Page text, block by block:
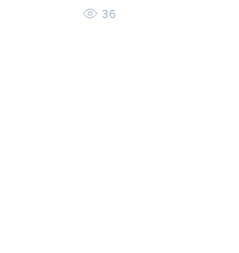
36